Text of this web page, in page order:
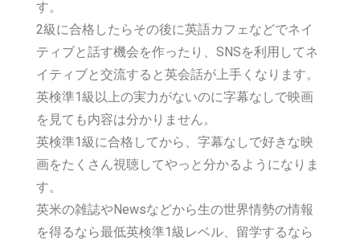
す。
2級に合格したらその後に英語カフェなどでネイ
ティブと話す機会を作ったり、 SNSを利用してネ
イティブと交流すると英会話が上手くなります。
英検準1級以上の実力がないのに字幕なしで映画
を見ても内容は分かりません。
英検準1級に合格してから、字幕なしで好きな映
画をたくさん視聴してやっと分かるようになりま
す。
英米の雑誌やNewsなどから生の世界情勢の情報
を得るなら最低英検準1級レベル、留学するなら